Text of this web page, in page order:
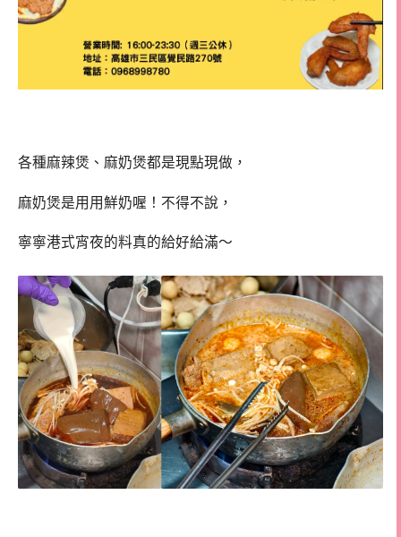
各種麻辣煲、麻奶煲都是現點現做，
麻奶煲是用用鮮奶喔！不得不說，
寧寧港式宵夜的料真的給好給滿～